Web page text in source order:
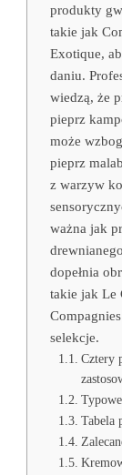
produkty
takie jak
Exotique,
daniu.
wiedzą, że
pieprz
może
pieprz
z warzyw
ważna jak
dopełnia
takie jak Le
selekcje.
Cztery
Tabela